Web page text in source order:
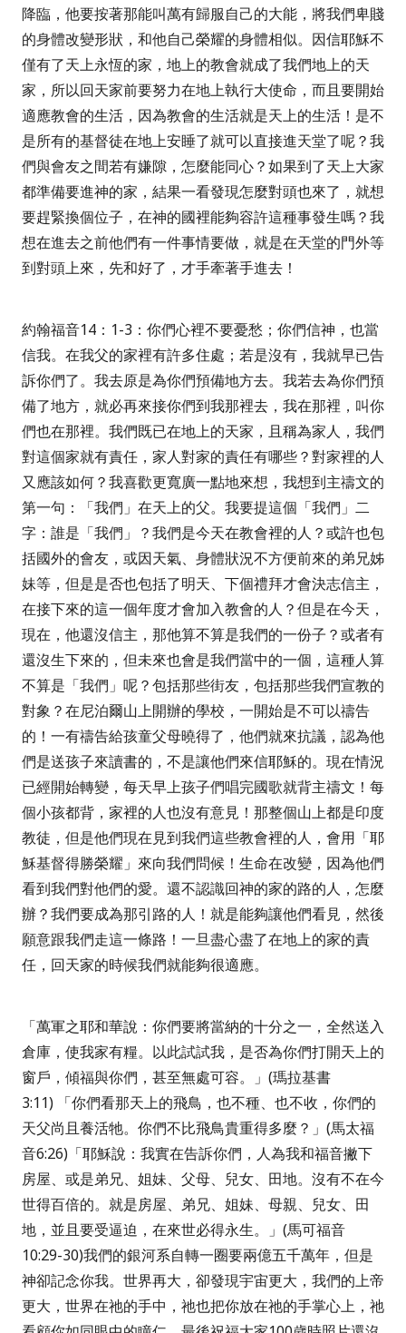
降臨，他要按著那能叫萬有歸服自己的大能，將我們卑賤
的身體改變形狀，和他自己榮耀的身體相似。因信耶穌不
僅有了天上永恆的家，地上的教會就成了我們地上的天
家，所以回天家前要努力在地上執行大使命，而且要開始
適應教會的生活，因為教會的生活就是天上的生活！是不
是所有的基督徒在地上安睡了就可以直接進天堂了呢？我
們與會友之間若有嫌隙，怎麼能同心？如果到了天上大家
都準備要進神的家，結果一看發現怎麼對頭也來了，就想
要趕緊換個位子，在神的國裡能夠容許這種事發生嗎？我
想在進去之前他們有一件事情要做，就是在天堂的門外等
到對頭上來，先和好了，才手牽著手進去！
約翰福音14 ： 1-3 ： 你們心裡不要憂愁；你們信神，也當
信我。在我父的家裡有許多住處；若是沒有，我就早已告
訴你們了。我去原是為你們預備地方去。我若去為你們預
備了地方，就必再來接你們到我那裡去，我在那裡，叫你
們也在那裡。 我們既已在地上的天家，且稱為家人，我們
對這個家就有責任，家人對家的責任有哪些？對家裡的人
又應該如何？我喜歡更寬廣一點地來想，我想到主禱文的
第一句：「我們」在天上的父。我要提這個「我們」二
字：誰是「我們」？我們是今天在教會裡的人？或許也包
括國外的會友，或因天氣、身體狀況不方便前來的弟兄姊
妹等，但是是否也包括了明天、下個禮拜才會決志信主，
在接下來的這一個年度才會加入教會的人？但是在今天，
現在，他還沒信主，那他算不算是我們的一份子？或者有
還沒生下來的，但未來也會是我們當中的一個，這種人算
不算是「我們」呢？包括那些街友，包括那些我們宣教的
對象？在尼泊爾山上開辦的學校，一開始是不可以禱告
的！一有禱告給孩童父母曉得了，他們就來抗議，認為他
們是送孩子來讀書的，不是讓他們來信耶穌的。現在情況
已經開始轉變，每天早上孩子們唱完國歌就背主禱文！每
個小孩都背，家裡的人也沒有意見！那整個山上都是印度
教徒，但是他們現在見到我們這些教會裡的人，會用「耶
穌基督得勝榮耀」來向我們問候！生命在改變，因為他們
看到我們對他們的愛。還不認識回神的家的路的人，怎麼
辦？我們要成為那引路的人！就是能夠讓他們看見，然後
願意跟我們走這一條路！一旦盡心盡了在地上的家的責
任，回天家的時候我們就能夠很適應。
「萬軍之耶和華說：你們要將當納的十分之一，全然送入
倉庫，使我家有糧。以此試試我，是否為你們打開天上的
窗戶，傾福與你們，甚至無處可容。」 (瑪拉基書
3:11) 「你們看那天上的飛鳥，也不種、也不收，你們的
天父尚且養活牠。你們不比飛鳥貴重得多麼？」 (馬太福
音6:26) 「耶穌說：我實在告訴你們，人為我和福音撇下
房屋、或是弟兄、姐妹、父母、兒女、田地。沒有不在今
世得百倍的。就是房屋、弟兄、姐妹、母親、兒女、田
地，並且要受逼迫，在來世必得永生。」 (馬可福音
10:29-30)我們的銀河系自轉一圈要兩億五千萬年，但是
神卻記念你我。世界再大，卻發現宇宙更大，我們的上帝
更大，世界在祂的手中，祂也把你放在祂的手掌心上，祂